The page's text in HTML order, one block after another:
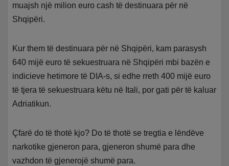
muajsh një milion euro cash të destinuara për në
Shqipëri.
Kur them të destinuara për në Shqipëri, kam parasysh
640 mijë euro të sekuestruara në Shqipëri mbi bazën e
indicieve hetimore të DIA-s, si edhe rreth 400 mijë euro
të tjera të sekuestruara këtu në Itali, por gati për të kaluar
Adriatikun.
Çfarë do të thotë kjo? Do të thotë se tregtia e lëndëve
narkotike gjeneron para, gjeneron shumë para dhe
vazhdon të gjenerojë shumë para.